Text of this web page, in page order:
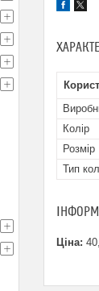
Колір
Розмір
Тип
Ціна: